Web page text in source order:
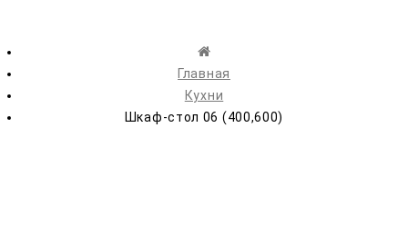
Главная
Кухни
Шкаф-стол 06 (400,600)